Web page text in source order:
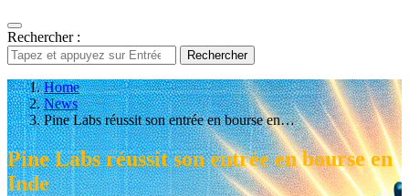
Rechercher :
Rechercher
Home
News
Pine Labs réussit son entrée en bourse en…
Pine Labs réussit son entrée en bourse en
Inde